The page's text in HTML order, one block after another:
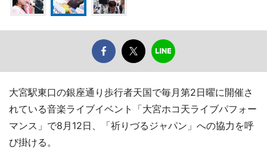
大宮駅東口の銀座通り歩行者天国で毎月第2日曜に開催さ
れている音楽ライブイベント「大宮ホコ天ライブパフォー
マンス」で8月12日、「祈りづるジャパン」への協力を呼
び掛ける。